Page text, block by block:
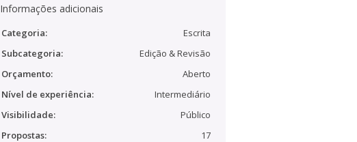
Informações adicionais
Categoria:
Escrita
Subcategoria:
Edição & Revisão
Orçamento:
Aberto
Nível de experiência:
Intermediário
Visibilidade:
Público
Propostas:
17